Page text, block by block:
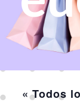
« Todos